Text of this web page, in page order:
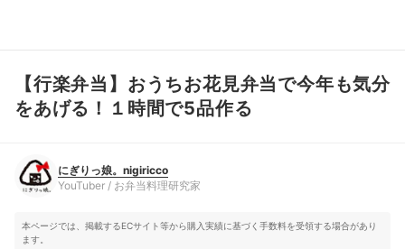
にぎりっ娘。nigiricco
YouTuber / お弁当料理研究家
【行楽弁当】おうちお花見弁当で今年も気分
をあげる！１時間で5品作る
にぎりっ娘。nigiricco
YouTuber / お弁当料理研究家
本ページでは、掲載するECサイト等から購入実績に基づく手数料を受領する場合があり
ます。